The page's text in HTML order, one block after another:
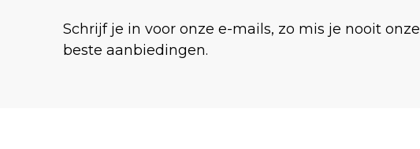
Schrijf je in voor onze e-mails, zo mis je nooit onze
beste aanbiedingen.